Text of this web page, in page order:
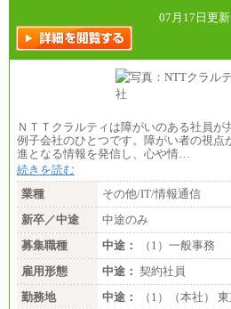
07月17日更
ＮＴＴクラルティは障がいのある社員
例子会社のひとつです。障がい者の視点
進となる情報を発信し、心や情…
続きを読む
業種
その他/IT/情報通信
新卒／中途
中途のみ
募集職種
中途：
（1）一般事
雇用形態
中途： 契約社員
勤務地
中途：
（1）（本社）